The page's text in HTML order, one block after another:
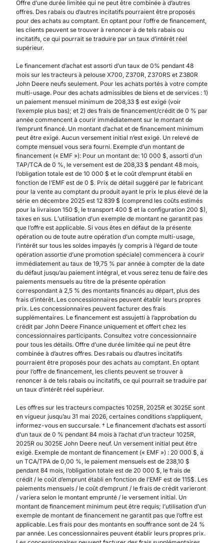
Offre d’une durée limitée qui ne peut être combinée à d’autres
offres. Des rabais ou d’autres incitatifs pourraient être proposés
pour des achats au comptant. En optant pour l’offre de financement,
les clients peuvent se trouver à renoncer à de tels rabais ou
incitatifs, ce qui pourrait se traduire par un taux d’intérêt réel
supérieur.
Le financement d’achat est assorti d’un taux de 0% pendant 48
mois sur les tracteurs à pelouse X700, Z370R, Z370RS et Z380R
John Deere neufs seulement. Pour les achats portés à votre compte
multi-usage. Pour des achats admissibles de biens et de services : 1)
un paiement mensuel minimum de 208,33 $ est exigé (voir
l’exemple plus bas); et 2) des frais de financement/crédit de 0 % par
année commencent à courir immédiatement sur le montant de
l’emprunt financé. Un montant d’achat et de financement minimum
peut être exigé. Aucun versement initial n’est exigé. Un relevé de
compte mensuel vous sera fourni. Exemple d’un montant de
financement (« EMF »): Pour un montant de: 10 000 $, assorti d’un
TAP/TCA de 0 %, le versement est de 208,33 $ pendant 48 mois,
l’obligation totale est de 10 000 $ et le coût d’emprunt établi en
fonction de l’EMF est de 0 $. Prix de détail suggéré par le fabricant
pour la vente au comptant du produit ayant le prix le plus élevé de la
série en décembre 2025 est 12 839 $ (comprend les coûts estimés
pour la livraison 150 $, le transport 400 $ et la configuration 200 $),
taxes en sus. L’utilisation d’un exemple de montant ne garantit pas
que l’offre est applicable. Si vous êtes en défaut de la présente
opération ou de toute autre opération d’un compte multi-usage,
l’intérêt sur tous les soldes impayés (y compris à l’égard de toute
opération assortie d’une promotion spéciale) commencera à courir
immédiatement au taux de 19,75 % par année à compter de la date
du défaut jusqu’au paiement intégral, et vous serez tenu de faire des
paiements mensuels au titre de la présente opération
correspondant à 2,5 % des montants financés au départ, plus des
frais d’intérêt. Les concessionnaires peuvent établir leurs propres
prix. Les concessionnaires peuvent facturer des frais
supplémentaires. Le financement est assujetti à l’approbation du
crédit par John Deere Finance uniquement et offert chez les
concessionnaires participants. Consultez votre concessionnaire
pour tous les détails. Offre d’une durée limitée qui ne peut être
combinée à d’autres offres. Des rabais ou d’autres incitatifs
pourraient être proposés pour des achats au comptant. En optant
pour l’offre de financement, les clients peuvent se trouver à
renoncer à de tels rabais ou incitatifs, ce qui pourrait se traduire par
un taux d’intérêt réel supérieur.
Les offres sur les tracteurs compactes 1025R, 2025R et 3025E sont
en vigueur jusqu’au 31 mai 2026, certaines conditions s’appliquent,
informez-vous en succursale. † Le financement d’achats est assorti
d’un taux de 0 % pendant 84 mois à l’achat d’un tracteur 1025R,
2025R ou 3025E John Deere neuf. Un versement initial peut être
exigé. Exemple de montant de financement (« EMF ») : 20 000 $, à
un TCA/TPA de 0,00 %, le paiement mensuels est de 238,10 $
pendant 84 mois, l’obligation totale est de 20 000 $, le frais de
crédit / le coût d’emprunt établi en fonction de l’EMF est de 115$. Les
paiements mensuels / le coût d’emprunt / le frais de crédit varieront
/ variera selon le montant emprunté / le versement initial. Un
montant de financement minimum peut être requis; l’utilisation d’un
exemple de montant de financement ne garantit pas que l’offre est
applicable. Les frais pour des montants en souffrance sont de 24 %
par année. Les concessionnaires peuvent établir leurs propres prix.